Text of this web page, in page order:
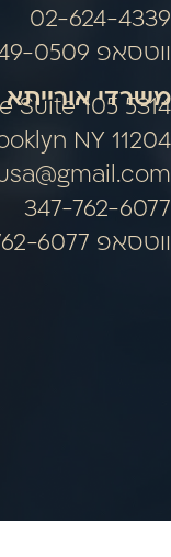
02-624-4339
ווטסאפ 054-849-0509
משרדיSuite 105
NY 11204
347-762-6077
ווטסאפ 347-762-6077